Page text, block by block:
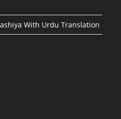
With Urdu Translation